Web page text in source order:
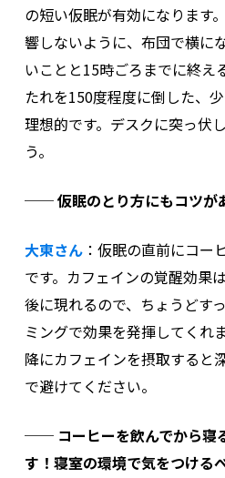
の短い仮眠が有効になります
響しないように、布団で横に
いことと15時ごろまでに終え
たれを150度程度に倒した、
理想的です。デスクに突っ伏
う。
── 仮眠のとり方にもコツが
大東さん： 仮眠の直前にコー
です。カフェインの覚醒効果
後に現れるので、ちょうどす
ミングで効果を発揮してくれ
降にカフェインを摂取すると
で避けてください。
── コーヒーを飲んでから
す！寝室の環境で気をつける